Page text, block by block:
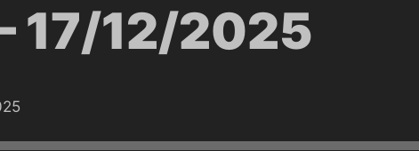
17/12/2025